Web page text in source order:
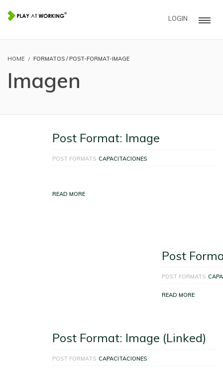
LOGIN
HOME FORMATOS / POST-FORMAT-IMAGE
Imagen
Post Format: Image
POST FORMATS CAPACITACIONES
READ MORE
Post
POST FORMATS
READ MORE
Post Format: Image (Linked)
POST FORMATS CAPACITACIONES